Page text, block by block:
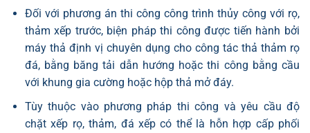
Đối với phương án thi công công trình thủy công với rọ,
thảm xếp trước, biện pháp thi công được tiến hành bởi
máy thả định vị chuyên dụng cho công tác thả thảm rọ
đá, bằng băng tải dẫn hướng hoặc thi công bằng cầu
với khung gia cường hoặc hộp thả mở đáy.
Tùy thuộc vào phương pháp thi công và yêu cầu độ
chặt xếp rọ, thảm, đá xếp có thể là hỗn hợp cấp phối